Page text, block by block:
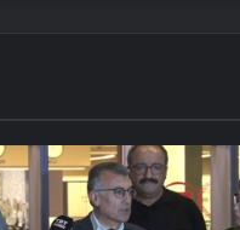
11 Mayıs 2025